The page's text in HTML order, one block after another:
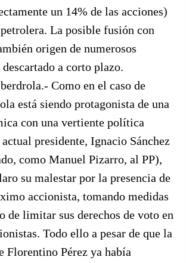
un 14% de las acciones)
La posible fusión con
origen de numerosos
a corto plazo.
Como en el caso de
está siendo protagonista de una
con una vertiente política
presidente, Ignacio Sánchez
como Manuel Pizarro, al PP),
su malestar por la presencia de
accionista, tomando medidas
de limitar sus derechos de voto en
Todo ello a pesar de que la
Florentino Pérez ya había